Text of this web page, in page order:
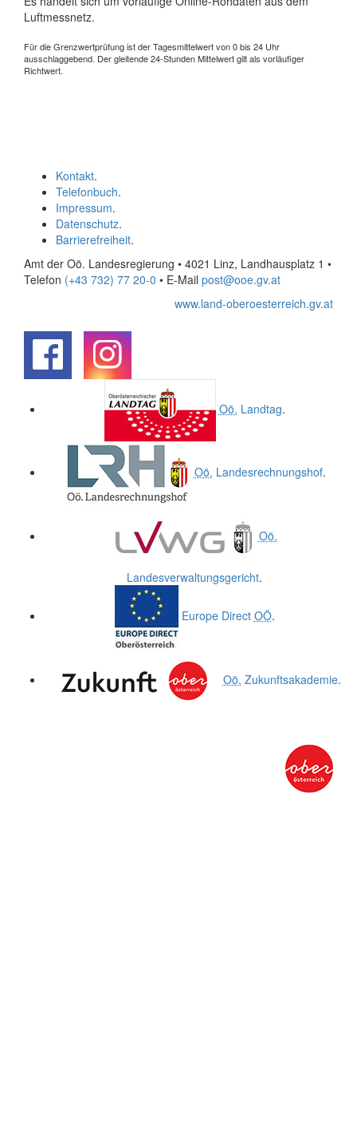
Luftmessnetz.
Für die Grenzwertprüfung ist der Tagesmittelwert von 0 bis 24 Uhr
ausschlaggebend. Der gleitende 24-Stunden Mittelwert gilt als vorläufiger
Richtwert.
Kontakt.
Telefonbuch.
Impressum.
Datenschutz.
Barrierefreiheit.
Amt der Oö. Landesregierung • 4021 Linz, Landhausplatz 1 •
Telefon (+43 732) 77 20-0 • E-Mail post@ooe.gv.at
www.land-oberoesterreich.gv.at
Oö. Landtag.
Oö. Landesrechnungshof.
Oö.
Landesverwaltungsgericht.
Europe Direct OÖ.
Oö. Zukunftsakademie.